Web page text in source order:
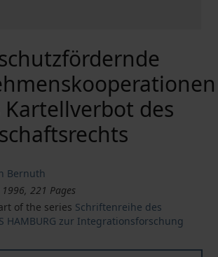
des
Bernuth
221 Pages
of the series Schriftenreihe des
HAMBURG zur Integrationsforschung